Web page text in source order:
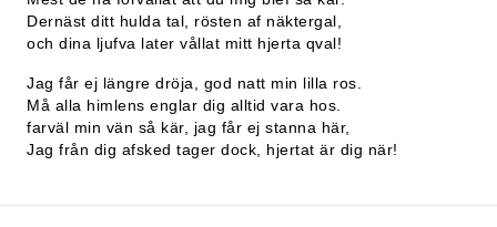
Dernäst ditt hulda tal, rösten af näktergal,
och dina ljufva later vållat mitt hjerta qval!
Jag får ej längre dröja, god natt min lilla ros.
Må alla himlens englar dig alltid vara hos.
farväl min vän så kär, jag får ej stanna här,
Jag från dig afsked tager dock, hjertat är dig när!